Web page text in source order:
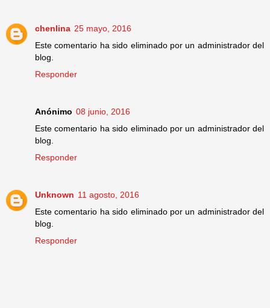
chenlina 25 mayo, 2016
Este comentario ha sido eliminado por un administrador del
blog.
Responder
Anónimo 08 junio, 2016
Este comentario ha sido eliminado por un administrador del
blog.
Responder
Unknown 11 agosto, 2016
Este comentario ha sido eliminado por un administrador del
blog.
Responder